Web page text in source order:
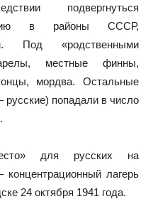
подвергнуться
в районы СССР,
Под «родственными
местные финны,
мордва. Остальные
попадали в число
для русских на
концентрационный лагерь
24 октября 1941 года.